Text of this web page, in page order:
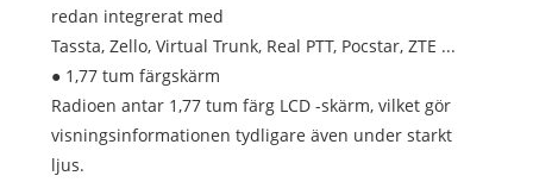
redan integrerat med
Tassta, Zello, Virtual Trunk, Real PTT, Pocstar, ZTE ...
● 1,77 tum färgskärm
Radioen antar 1,77 tum färg LCD -skärm, vilket gör
visningsinformationen tydligare även under starkt
ljus.